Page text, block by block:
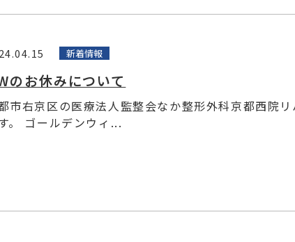
新着情報
のお休みについて
市右京区の医療法人監整会なか整形外科京都西院
。 ゴールデンウィ...